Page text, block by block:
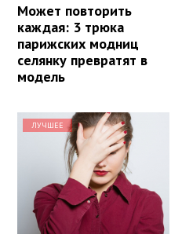
Может повторить
каждая: 3 трюка
парижских модниц
селянку превратят в
модель
ЛУЧШЕЕ